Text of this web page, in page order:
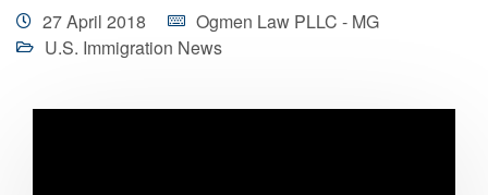
27 April 2018
Ogmen Law PLLC - MG
U.S. Immigration News